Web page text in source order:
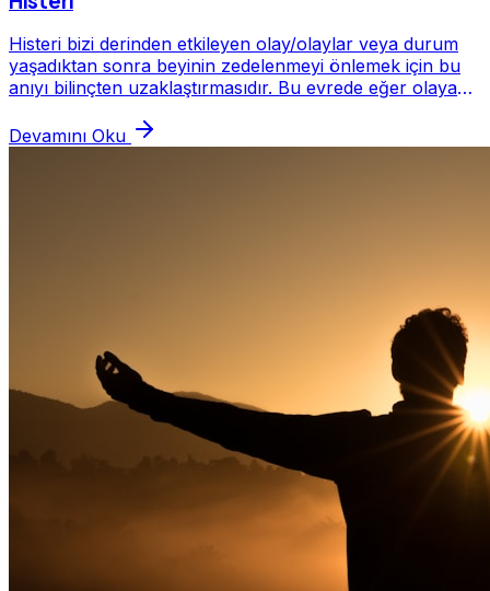
Histeri bizi derinden etkileyen olay/olaylar veya durum
yaşadıktan sonra beyinin zedelenmeyi önlemek için bu
anıyı bilinçten uzaklaştırmasıdır. Bu evrede eğer olaya
Devamını Oku